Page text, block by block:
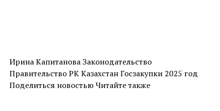
Ирина Капитанова Законодательство
Правительство РК Казахстан Госзакупки 2025 год
Поделиться новостью Читайте также